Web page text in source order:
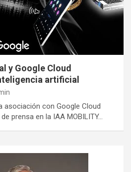
y Google Cloud
artificial
asociación con Google Cloud
prensa en la IAA MOBILITY…